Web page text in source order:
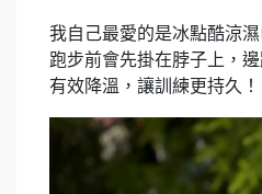
我自己最愛的是冰點酷涼濕
跑步前會先掛在脖子上，
有效降溫，讓訓練更持久！